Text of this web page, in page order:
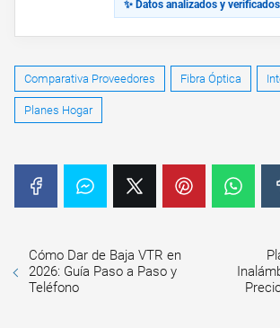
✨ Datos analizados y
Comparativa Proveedores Fibra Óptica
Planes Hogar
Cómo Dar de Baja VTR en
2026: Guía Paso a Paso y
Teléfono